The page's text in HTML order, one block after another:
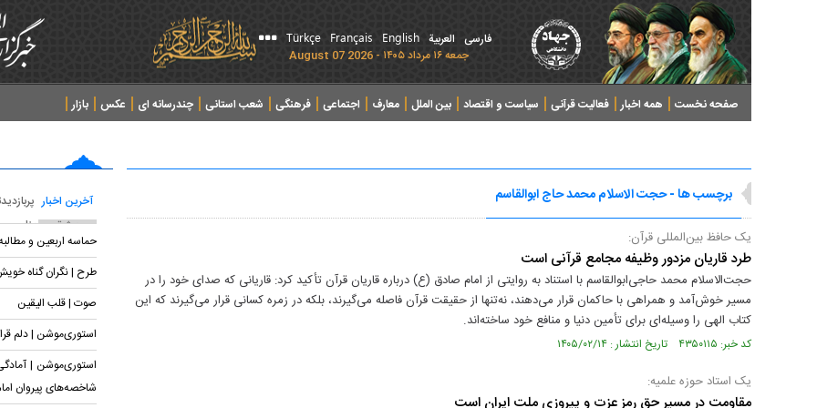
فارسی العربیة English
Français
Türkçe
جمعه ۱۶ مرداد ۱۴۰۵ - 2026 August 07
صفحه نخست همه اخبار فعالیت قرآنی سیاست و اقتصاد بین الملل معارف اجتماعی فرهنگی شعب استانی چندرسانه ای عکس
بازار
برچسب ها - حجت الاسلام محمد حاج ابوالقاسم
یک حافظ بین‌المللی قرآن:
طرد قاریان مزدور وظیفه مجامع قرآنی است
حجت‌الاسلام محمد حاجی‌ابوالقاسم با استناد به روایتی از امام صادق (ع) درباره قاریان قرآن تأکید کرد: قاریانی که صدای خود را در
مسیر خوش‌آمد و همراهی با حاکمان قرار می‌دهند، نه‌تنها از حقیقت قرآن فاصله می‌گیرند، بلکه در زمره کسانی قرار می‌گیرند که این
کتاب الهی را وسیله‌ای برای تأمین دنیا و منافع خود ساخته‌اند.
کد خبر: ۴۳۵۰۱۱۵ تاریخ انتشار : ۱۴۰۵/۰۲/۱۴
یک استاد حوزه علمیه:
مقاومت در مسیر حق رمز عزت و پیروزی ملت ایران است
آخرین اخبار
پربحث ترین عناوین
حماسه اربعین و
طرح | نگران گناه
صوت | قلب الیقین
استوری‌موشن | دلم
استوری‌موشن |
شاخصه‌های پیروان